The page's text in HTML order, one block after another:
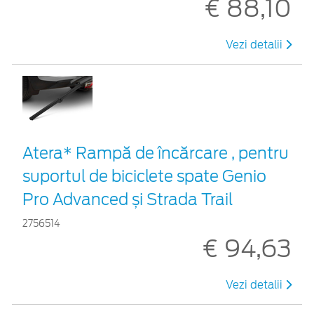
€ 88,10
Vezi detalii
Atera* Rampă de încărcare , pentru
suportul de biciclete spate Genio
Pro Advanced și Strada Trail
2756514
€ 94,63
Vezi detalii